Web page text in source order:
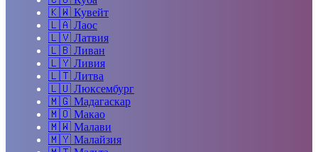
🇰🇼 Кувейт
🇱🇦 Лаос
🇱🇻 Латвия
🇱🇧 Ливан
🇱🇾 Ливия
🇱🇹 Литва
🇱🇺 Люксембург
🇲🇬 Мадагаскар
🇲🇴 Макао
🇲🇼 Малави
🇲🇾 Малайзия